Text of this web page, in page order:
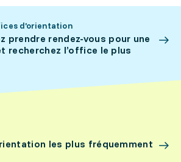
d’orientation
prendre rendez-vous pour une
recherchez l’office le plus
les plus fréquemment